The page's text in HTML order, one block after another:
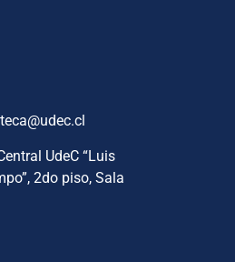
UdeC “Luis
2do piso, Sala